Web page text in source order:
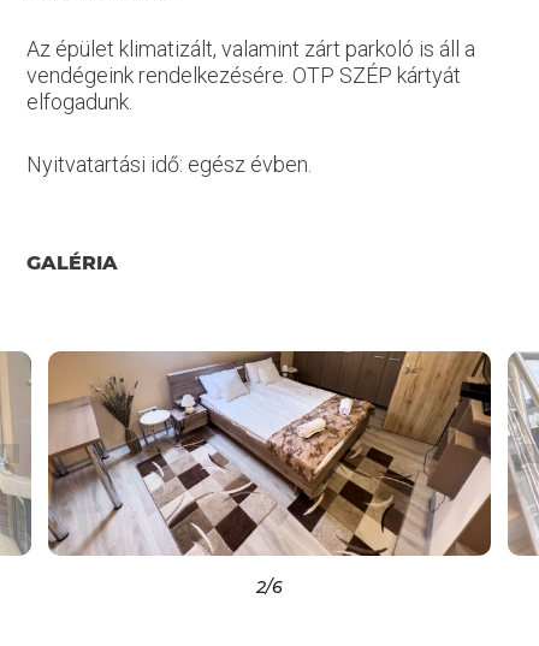
Az épület klimatizált, valamint zárt parkoló is áll a
vendégeink rendelkezésére. OTP SZÉP kártyát
elfogadunk.
Nyitvatartási idő: egész évben.
GALÉRIA
2/6